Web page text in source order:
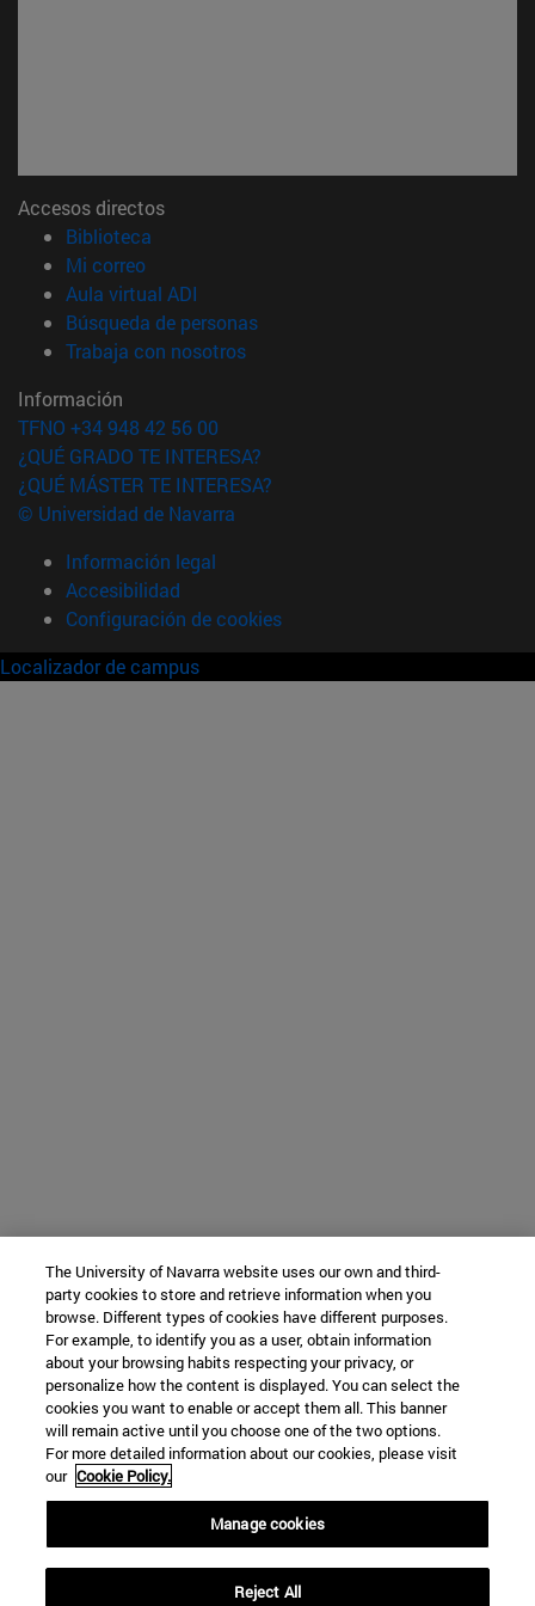
Accesos directos
Biblioteca
Mi correo(abre en nueva ventana)
Aula virtual ADI
Búsqueda de personas(abre en nueva ventana)
Trabaja con nosotros(abre en nueva ventana)
Información
TFNO +34 948 42 56 00
¿QUÉ GRADO TE INTERESA?
¿QUÉ MÁSTER TE INTERESA?
© Universidad de Navarra
Información legal
Accesibilidad
Configuración de cookies
Localizador de campus
The University of Navarra website uses our own and third-
party cookies to store and retrieve information when you
browse. Different types of cookies have different purposes.
For example, to identify you as a user, obtain information
about your browsing habits respecting your privacy, or
personalize how the content is displayed. You can select the
cookies you want to enable or accept them all. This banner
will remain active until you choose one of the two options.
For more detailed information about our cookies, please visit
our Cookie Policy.
Manage cookies
Reject All